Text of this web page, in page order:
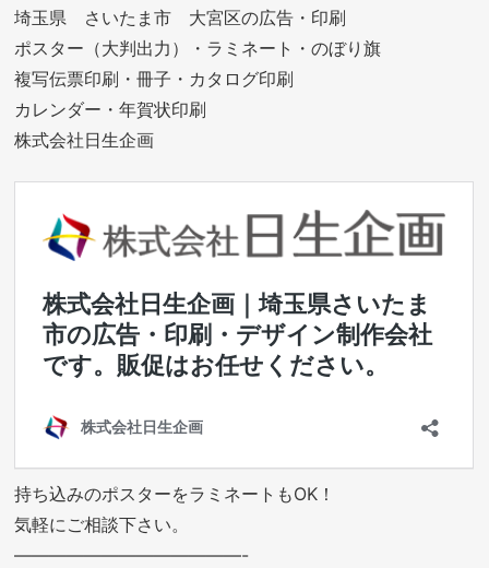
埼玉県 さいたま市 大宮区の広告・印刷
ポスター（大判出力）・ラミネート・のぼり旗
複写伝票印刷・冊子・カタログ印刷
カレンダー・年賀状印刷
株式会社日生企画
持ち込みのポスターをラミネートもOK！
気軽にご相談下さい。
—————————————-